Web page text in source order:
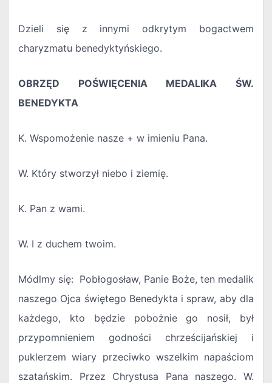
Dzieli się z innymi odkrytym bogactwem
charyzmatu benedyktyńskiego.
OBRZĘD POŚWIĘCENIA MEDALIKA ŚW.
BENEDYKTA
K. Wspomożenie nasze + w imieniu Pana.
W. Który stworzył niebo i ziemię.
K. Pan z wami.
W. I z duchem twoim.
Módlmy się: Pobłogosław, Panie Boże, ten medalik
naszego Ojca świętego Benedykta i spraw, aby dla
każdego, kto będzie pobożnie go nosił, był
przypomnieniem godności chrześcijańskiej i
puklerzem wiary przeciwko wszelkim napaściom
szatańskim. Przez Chrystusa Pana naszego. W.